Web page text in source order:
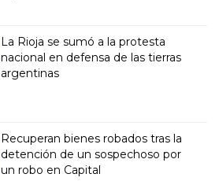
La Rioja se sumó a la protesta
nacional en defensa de las tierras
argentinas
Recuperan bienes robados tras la
detención de un sospechoso por
un robo en Capital